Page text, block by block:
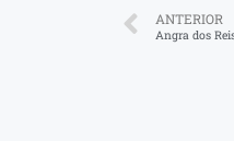
ANTERIOR